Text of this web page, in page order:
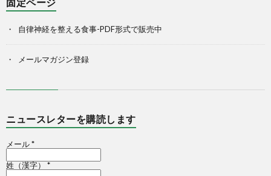
自律神経を整える食事-PDF形式で販売中
メールマガジン登録
ニュースレターを購読します
メール*
姓（漢字） *